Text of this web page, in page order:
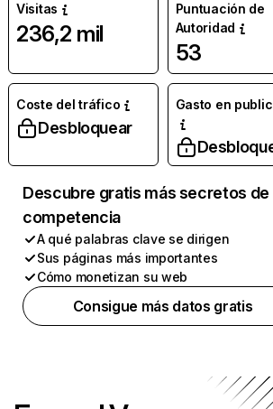
Visitas
236,2 mil
Puntuación de
Autoridad
53
Coste del tráfico
Desbloquear
Gasto en
Descubre gratis más secretos de
competencia
A qué palabras clave se dirigen
Sus páginas más importantes
Cómo monetizan su web
Consigue más datos gratis